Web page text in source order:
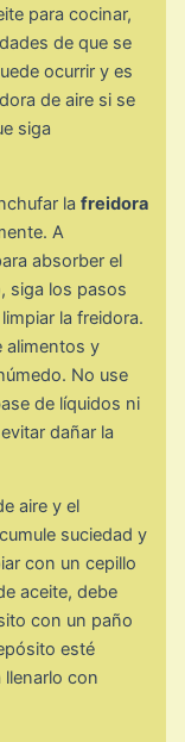
para cocinar,
de que se
ocurrir y es
de aire si se
siga
lafreidora
A
absorber el
siga los pasos
la freidora.
alimentos y
No use
de líquidos ni
dañar la
aire y el
suciedad y
con un cepillo
aceite, debe
con un paño
esté
con